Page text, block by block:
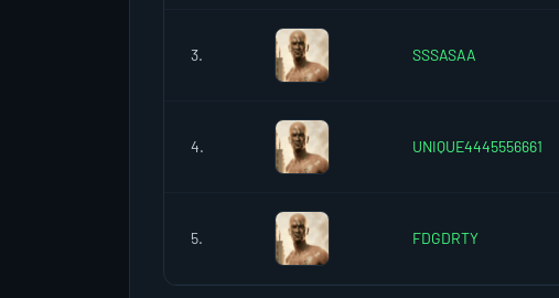
3. SSSASAA
4. UNIQUE4445556661
5. FDGDRTY